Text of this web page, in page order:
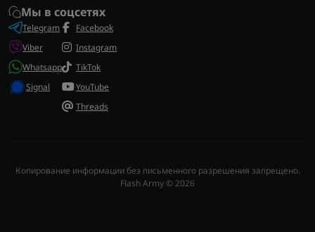
Мы в соцсетях
Telegram
Viber
Whatsapp
Signal
Facebook
Instagram
TikTok
YouTube
Threads
Копирование информации без письменного разрешения запрещено.
Flash Army © 2026